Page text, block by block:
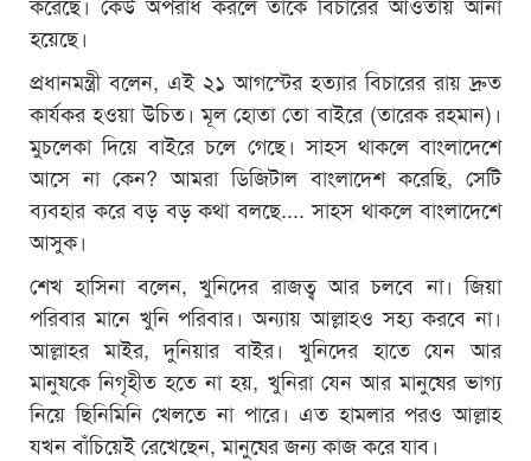
হয়েছে।
প্রধানমন্ত্রী বলেন, এই ২১ আগস্টের হত্যার বিচারের রায় দ্রুত
কার্যকর হওয়া উচিত। মূল হোতা তো বাইরে (তারেক রহমান)।
মুচলেকা দিয়ে বাইরে চলে গেছে। সাহস থাকলে বাংলাদেশে
আসে না কেন? আমরা ডিজিটাল বাংলাদেশ করেছি, সেটি
ব্যবহার করে বড় বড় কথা বলছে.... সাহস থাকলে বাংলাদেশে
আসুক।
শেখ হাসিনা বলেন, খুনিদের রাজত্ব আর চলবে না। জিয়া
পরিবার মানে খুনি পরিবার। অন্যায় আল্লাহও সহ্য করবে না।
আল্লাহর মাইর, দুনিয়ার বাইর। খুনিদের হাতে যেন আর
মানুষকে নিগৃহীত হতে না হয়, খুনিরা যেন আর মানুষের ভাগ্য
নিয়ে ছিনিমিনি খেলতে না পারে। এত হামলার পরও আল্লাহ
যখন বাঁচিয়েই রেখেছেন, মানুষের জন্য কাজ করে যাব।